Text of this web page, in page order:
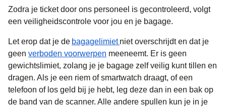
Zodra je ticket door ons personeel is gecontroleerd, volgt
een veiligheidscontrole voor jou en je bagage.
Let erop dat je de bagagelimietniet overschrijdt en dat je
geen verboden voorwerpen meeneemt. Er is geen
gewichtslimiet, zolang je je bagage zelf veilig kunt tillen en
dragen. Als je een riem of smartwatch draagt, of een
telefoon of los geld bij je hebt, leg deze dan in een bak op
de band van de scanner. Alle andere spullen kun je in je